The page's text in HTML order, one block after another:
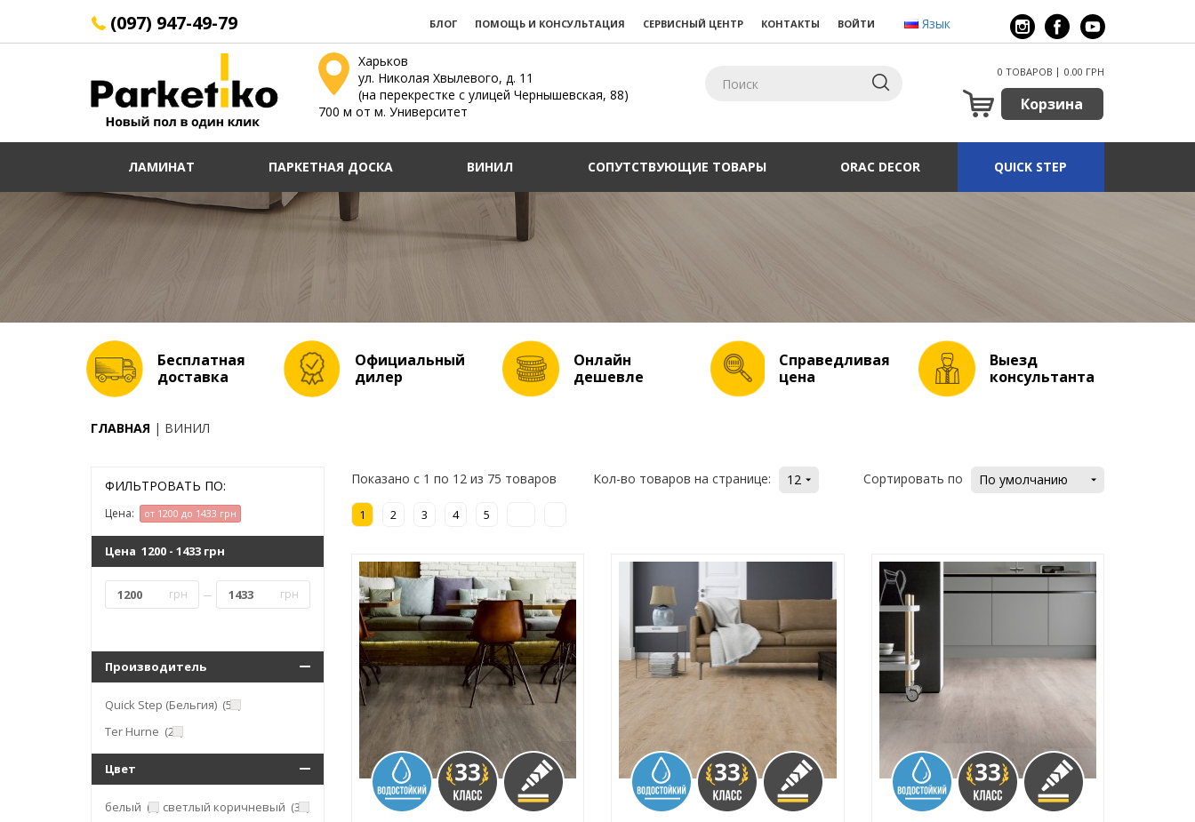
(097) 947-49-79 БЛОГ ПОМОЩЬ И КОНСУЛЬТАЦИЯ СЕРВИСНЫЙ ЦЕНТР КОНТАКТЫ ВОЙТИ Язык
Харьков
ул. Николая Хвылевого, д. 11
(на перекрестке с улицей Чернышевская, 88)
700 м от м. Университет
0 ТОВАРОВ 0.00 ГРН
Корзина
ЛАМИНАТ ПАРКЕТНАЯ ДОСКА ВИНИЛ СОПУТСТВУЮЩИЕ ТОВАРЫ ORAC DECOR QUICK STEP
Бесплатная
доставка
Официальный
дилер
Онлайн
дешевле
Справедливая
цена
Выезд
консультанта
ГЛАВНАЯ ВИНИЛ
ФИЛЬТРОВАТЬ ПО:
Цена: от 1200 до 1433 грн
Цена 1200 - 1433 грн
грн грн
Производитель
Quick Step (Бельгия) (52)
Ter Hurne (23)
Цвет
белый (4) светлый коричневый (34)
Показано с 1 по 12 из 75 товаров Кол-во товаров на странице: 12 Сортировать по По умолчанию
1 2 3 4 5